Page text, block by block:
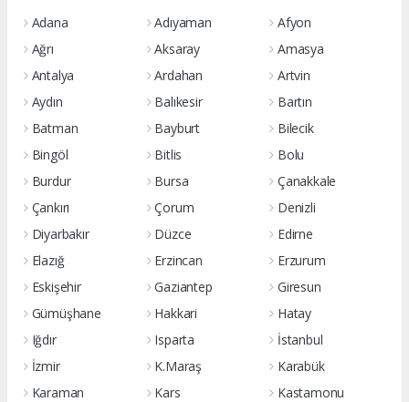
Adana Adıyaman
Afyon
Ağrı
Aksaray
Amasya
Antalya
Ardahan
Artvin
Aydın
Balıkesir
Bartın
Batman
Bayburt
Bilecik
Bingöl
Bitlis
Bolu
Burdur
Bursa
Çanakkale
Çankırı
Çorum
Denizli
Diyarbakır
Düzce
Edirne
Elazığ
Erzincan
Erzurum
Eskişehir
Gaziantep
Giresun
Gümüşhane
Hakkari
Hatay
Iğdır
Isparta
İstanbul
İzmir
K.Maraş
Karabük
Karaman
Kars
Kastamonu